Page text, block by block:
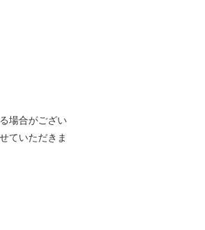
場合がござい
ていただきま